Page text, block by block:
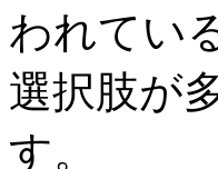
われてい
選択肢が
す。